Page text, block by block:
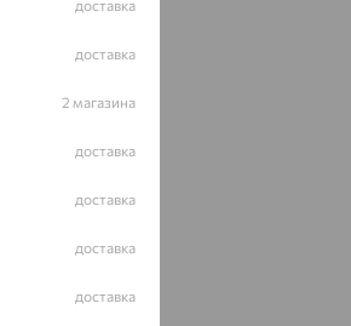
доставка
доставка
2 магазина
доставка
доставка
доставка
доставка